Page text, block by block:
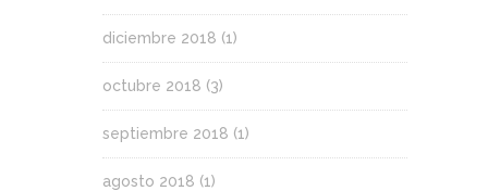
diciembre 2018 (1)
octubre 2018 (3)
septiembre 2018 (1)
agosto 2018 (1)